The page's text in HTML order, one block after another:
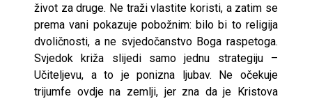
život za druge. Ne traži vlastite koristi, a zatim se
prema vani pokazuje pobožnim: bilo bi to religija
dvoličnosti, a ne svjedočanstvo Boga raspetoga.
Svjedok križa slijedi samo jednu strategiju –
Učiteljevu, a to je ponizna ljubav. Ne očekuje
trijumfe ovdje na zemlji, jer zna da je Kristova